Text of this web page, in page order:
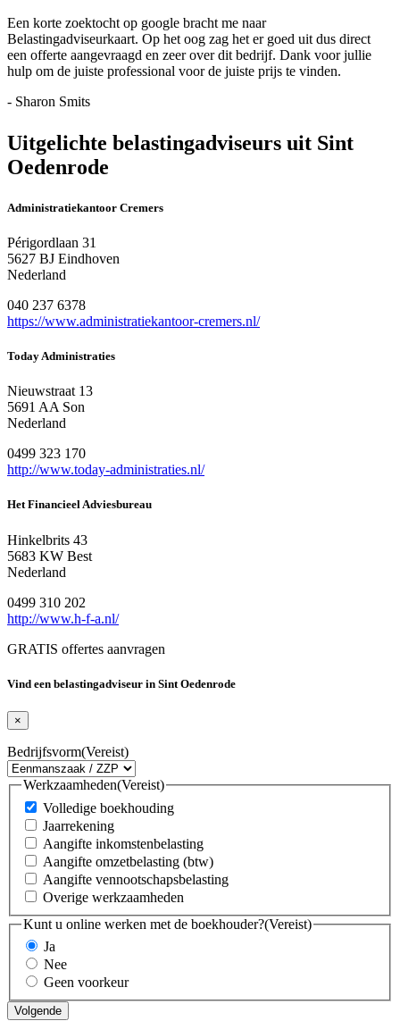
Een korte zoektocht op google bracht me naar
Belastingadviseurkaart. Op het oog zag het er goed uit dus direct
een offerte aangevraagd en zeer over dit bedrijf. Dank voor jullie
hulp om de juiste professional voor de juiste prijs te vinden.
- Sharon Smits
Uitgelichte belastingadviseurs uit Sint
Oedenrode
Administratiekantoor Cremers
Périgordlaan 31
5627 BJ Eindhoven
Nederland
040 237 6378
https://www.administratiekantoor-cremers.nl/
Today Administraties
Nieuwstraat 13
5691 AA Son
Nederland
0499 323 170
http://www.today-administraties.nl/
Het Financieel Adviesbureau
Hinkelbrits 43
5683 KW Best
Nederland
0499 310 202
http://www.h-f-a.nl/
GRATIS offertes aanvragen
Vind een belastingadviseur in Sint Oedenrode
×
Bedrijfsvorm(Vereist)
Werkzaamheden(Vereist)
Volledige boekhouding
Jaarrekening
Aangifte inkomstenbelasting
Aangifte omzetbelasting (btw)
Aangifte vennootschapsbelasting
Overige werkzaamheden
Kunt u online werken met de boekhouder?(Vereist)
Ja
Nee
Geen voorkeur